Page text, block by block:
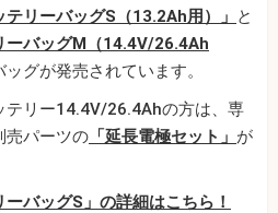
テリーバッグS（13.2Ah用）」 と
ーバッグM（14.4V/26.4Ah
グが発売されています。
テリー14.4V/26.4Ahの方は、専
売パーツの 「延長電極セット」 が
ーバッグS」の詳細はこちら！